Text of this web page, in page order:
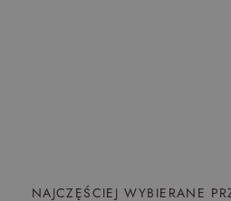
NAJCZĘŚCIEJ WYBIERANE